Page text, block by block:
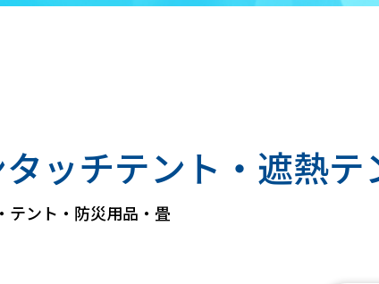
ッチテント・遮熱
テント・防災用品・畳